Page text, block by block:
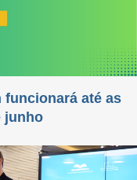
funcionará até as
junho